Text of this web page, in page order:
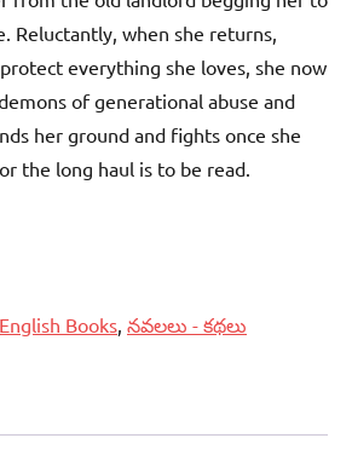
Reluctantly, when she returns,
everything she loves, she now
of generational abuse and
her ground and fights once she
the long haul is to be read.
English Books, నవలలు - కథలు